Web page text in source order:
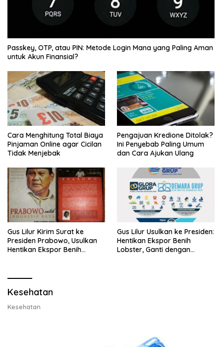
Passkey, OTP, atau PIN: Metode Login Mana yang Paling Aman
untuk Akun Finansial?
Cara Menghitung Total Biaya
Pinjaman Online agar Cicilan
Tidak Menjebak
Pengajuan Kredione Ditolak?
Ini Penyebab Paling Umum
dan Cara Ajukan Ulang
Gus Lilur Kirim Surat ke
Presiden Prabowo, Usulkan
Hentikan Ekspor Benih
Gus Lilur Usulkan ke Presiden:
Hentikan Ekspor Benih
Lobster, Ganti dengan
Kesehatan
Kesehatan